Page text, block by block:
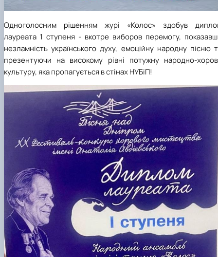
Одноголосним рішенням журі «Колос» здобув
лауреата 1 ступеня - вкотре виборов перемогу,
незламність українського духу, емоційну народну пісню
презентуючи на високому рівні потужну народно-
культуру, яка пропагується в стінах НУБіП!